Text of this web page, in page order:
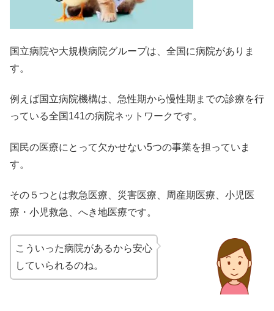
国立病院や大規模病院グループは、全国に病院がありま
す。
例えば国立病院機構は、急性期から慢性期までの診療を行
っている全国141の病院ネットワークです。
国民の医療にとって欠かせない5つの事業を担っていま
す。
その５つとは救急医療、災害医療、周産期医療、小児医
療・小児救急、へき地医療です。
こういった病院があるから安心
していられるのね。